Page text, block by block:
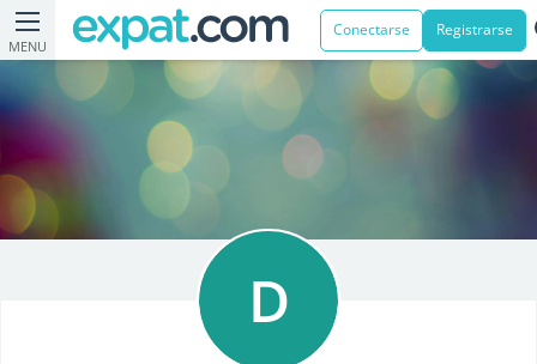
MENU
Conectarse Registrarse
D